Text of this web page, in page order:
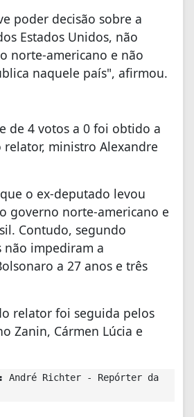
poder decisão sobre a
Estados Unidos, não
norte-americano e não
naquele país", afirmou.
de 4 votos a 0 foi obtido a
ministro Alexandre
o ex-deputado levou
governo norte-americano e
Contudo, segundo
não impediram a
a 27 anos e três
relator foi seguida pelos
Zanin, Cármen Lúcia e
André Richter - Repórter da